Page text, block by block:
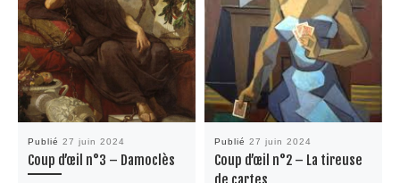
Publié 27 juin 2024
Coup d’œil n°3 – Damoclès
Publié 27 juin 2024
Coup d’œil n°2 – La tireuse
de cartes